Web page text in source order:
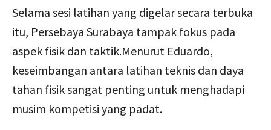
Selama sesi latihan yang digelar secara terbuka
itu, Persebaya Surabaya tampak fokus pada
aspek fisik dan taktik.Menurut Eduardo,
keseimbangan antara latihan teknis dan daya
tahan fisik sangat penting untuk menghadapi
musim kompetisi yang padat.